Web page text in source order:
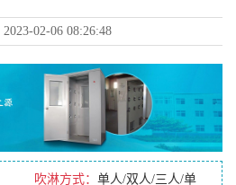
2023-02-06 08:26:48
吹淋方式： 单人/双人/三人/单